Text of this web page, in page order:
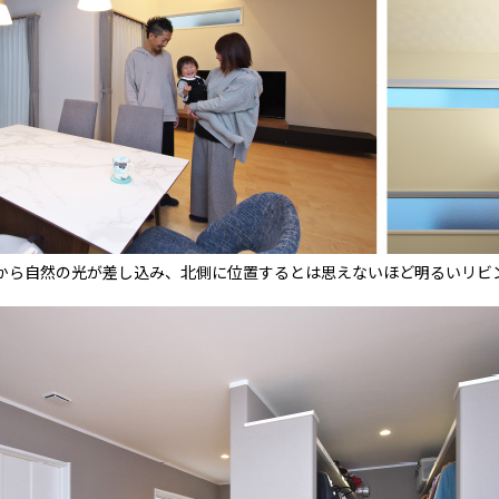
ら自然の光が差し込み、北側に位置するとは思えないほど明るいリビ